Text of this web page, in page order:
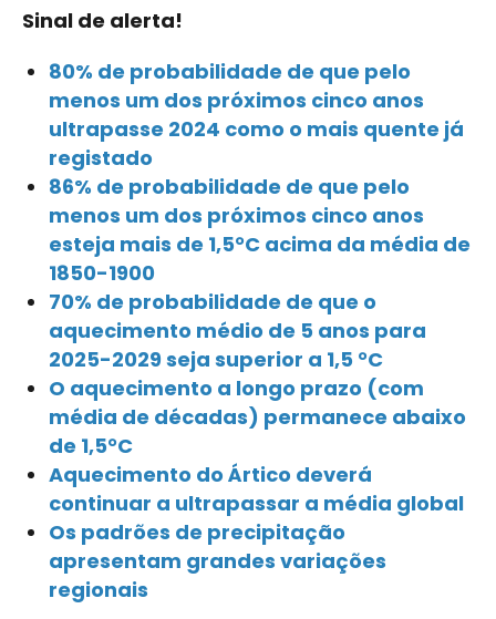
Sinal de alerta!
80% de probabilidade de que pelo
menos um dos próximos cinco anos
ultrapasse 2024 como o mais quente já
registado
86% de probabilidade de que pelo
menos um dos próximos cinco anos
esteja mais de 1,5°C acima da média de
1850-1900
70% de probabilidade de que o
aquecimento médio de 5 anos para
2025-2029 seja superior a 1,5 °C
O aquecimento a longo prazo (com
média de décadas) permanece abaixo
de 1,5°C
Aquecimento do Ártico deverá
continuar a ultrapassar a média global
Os padrões de precipitação
apresentam grandes variações
regionais